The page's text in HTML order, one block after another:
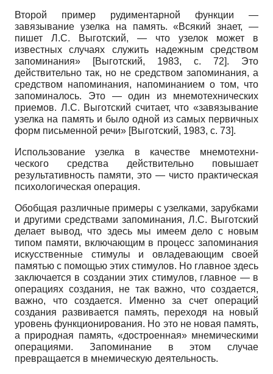
Второй пример рудиментарной функции —
завязывание узелка на память. «Всякий знает, —
пишет Л.С. Выготский, — что узелок может в
известных случаях служить надежным средством
запоминания»
[Выготский, 1983, с. 72]. Это
действительно так, но не средством запоминания, а
средством напоминания, напоминанием о том, что
запоминалось. Это — один из мнемотех­нических
приемов. Л.С. Выготский считает, что «завязывание
узелка на память и было одной из самых первичных
форм письменной речи» [Выготский, 1983, с. 73].
Использование узелка в качестве мнемотехни­
ческого средства действительно повышает
результативность памяти, это — чисто практическая
психологическая операция.
Обобщая различные примеры с узелками, зарубками
и другими средствами запоминания, Л.С. Вы­готский
делает вывод, что здесь мы имеем дело с новым
типом памяти, включающим в процесс запоминания
искусственные стимулы и овладевающим своей
памятью с помощью этих стимулов. Но главное здесь
заключается в создании этих стимулов, главное — в
операциях создания, не так важно, что создается,
важно, что создается. Именно за счет операций
создания развивается память, переходя на новый
уровень функционирования. Но это не новая память,
а природная память, «достроенная» мнемическими
операциями. Запоминание в этом случае
превращается в мнемическую деятельность.